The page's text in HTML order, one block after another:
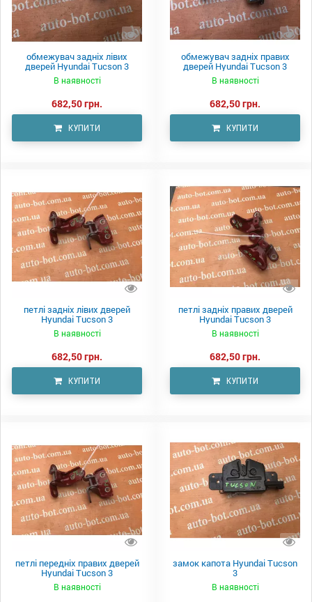
обмежувач задніх лівих
дверей Hyundai Tucson 3
В наявності
682,50 грн.
КУПИТИ
обмежувач задніх правих
дверей Hyundai Tucson 3
В наявності
682,50 грн.
КУПИТИ
петлі задніх лівих дверей
Hyundai Tucson 3
В наявності
682,50 грн.
КУПИТИ
петлі задніх правих дверей
Hyundai Tucson 3
В наявності
682,50 грн.
КУПИТИ
петлі передніх правих дверей
Hyundai Tucson 3
В наявності
замок капота Hyundai Tucson
3
В наявності